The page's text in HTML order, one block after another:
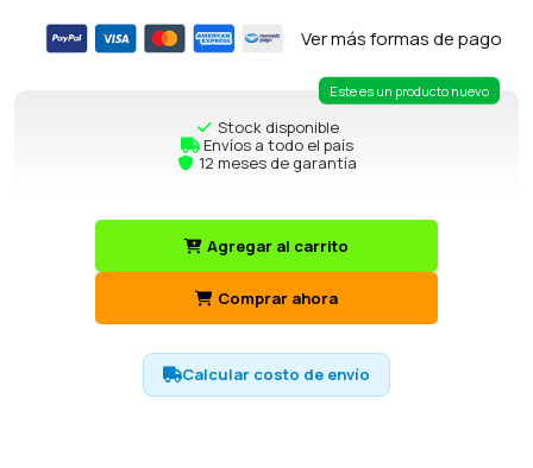
Ver más formas de pago
Este es un producto nuevo
Stock disponible
Envíos a todo el país
12 meses de garantía
Agregar al carrito
Comprar ahora
Calcular costo de envío